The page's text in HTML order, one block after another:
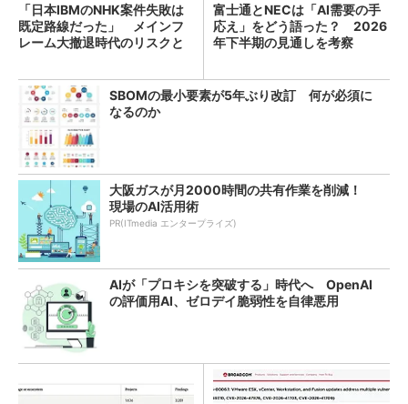
「日本IBMのNHK案件失敗は
既定路線だった」 メインフ
レーム大撤退時代のリスクと
富士通とNECは「AI需要の手
応え」をどう語った？ 2026
年下半期の見通しを考察
SBOMの最小要素が5年ぶり改訂 何が必須に
なるのか
大阪ガスが月2000時間の共有作業を削減！
現場のAI活用術
PR(ITmedia エンタープライズ)
AIが「プロキシを突破する」時代へ OpenAI
の評価用AI、ゼロデイ脆弱性を自律悪用